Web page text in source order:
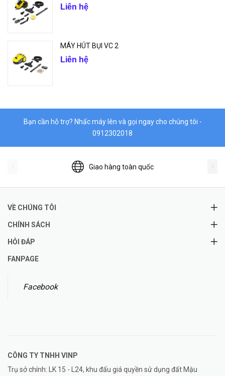
Liên hệ
MÁY HÚT BỤI VC 2
Liên hệ
Bạn cần hỗ trợ? Nhấc máy lên và gọi ngay cho chúng tôi -
0912302018
Giao hàng toàn quốc
VỀ CHÚNG TÔI
CHÍNH SÁCH
HỎI ĐÁP
FANPAGE
Facebook
CÔNG TY TNHH VINP
Trụ sở chính: LK 15 - L24, khu đấu giá quyền sử dụng đất Mậu